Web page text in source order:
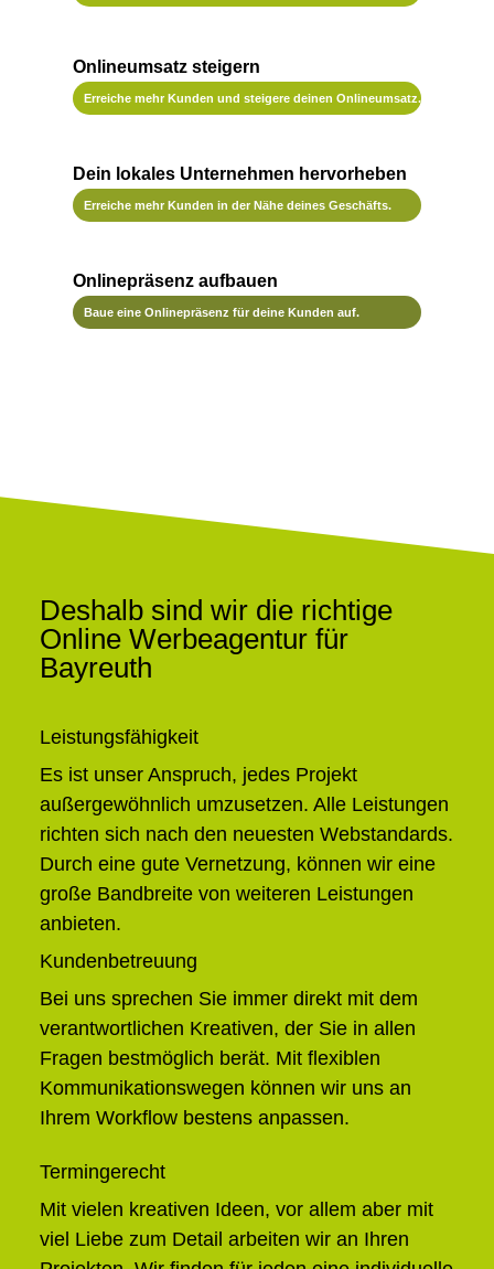
Onlineumsatz steigern
Erreiche mehr Kunden und steigere deinen Onlineumsatz.
Dein lokales Unternehmen hervorheben
Erreiche mehr Kunden in der Nähe deines Geschäfts.
Onlinepräsenz aufbauen
Baue eine Onlinepräsenz für deine Kunden auf.
Deshalb sind wir die richtige
Online Werbeagentur für
Bayreuth
Leistungsfähigkeit
Es ist unser Anspruch, jedes Projekt
außergewöhnlich umzusetzen. Alle Leistungen
richten sich nach den neuesten Webstandards.
Durch eine gute Vernetzung, können wir eine
große Bandbreite von weiteren Leistungen
anbieten.
Kundenbetreuung
Bei uns sprechen Sie immer direkt mit dem
verantwortlichen Kreativen, der Sie in allen
Fragen bestmöglich berät. Mit flexiblen
Kommunikationswegen können wir uns an
Ihrem Workflow bestens anpassen.
Termingerecht
Mit vielen kreativen Ideen, vor allem aber mit
viel Liebe zum Detail arbeiten wir an Ihren